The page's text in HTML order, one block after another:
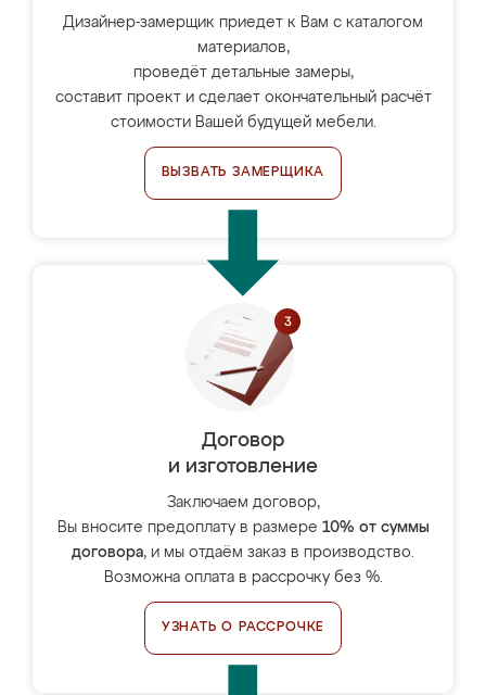
Дизайнер-замерщик приедет к Вам с каталогом
материалов,
проведёт детальные замеры,
составит проект и сделает окончательный расчёт
стоимости Вашей будущей мебели.
ВЫЗВАТЬ ЗАМЕРЩИКА
Договор
и изготовление
Заключаем договор,
Вы вносите предоплату в размере 10% от суммы
договора, и мы отдаём заказ в производство.
Возможна оплата в рассрочку без %.
УЗНАТЬ О РАССРОЧКЕ